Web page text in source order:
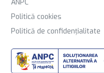
ANPC
Politică cookies
Politică de confidențialitate